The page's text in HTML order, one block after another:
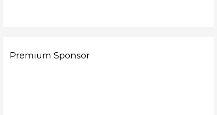
Premium Sponsor